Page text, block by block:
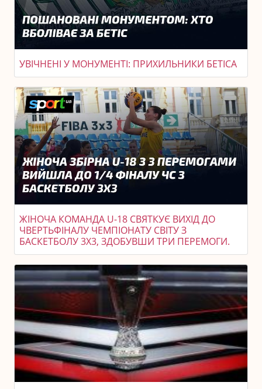
УВІЧНЕНІ У МОНУМЕНТІ: ПРИХИЛЬНИКИ БЕТІСА
ЖІНОЧА КОМАНДА U-18 СВЯТКУЄ ВИХІД ДО
ЧВЕРТЬФІНАЛУ ЧЕМПІОНАТУ СВІТУ З
БАСКЕТБОЛУ 3X3, ЗДОБУВШИ ТРИ ПЕРЕМОГИ.